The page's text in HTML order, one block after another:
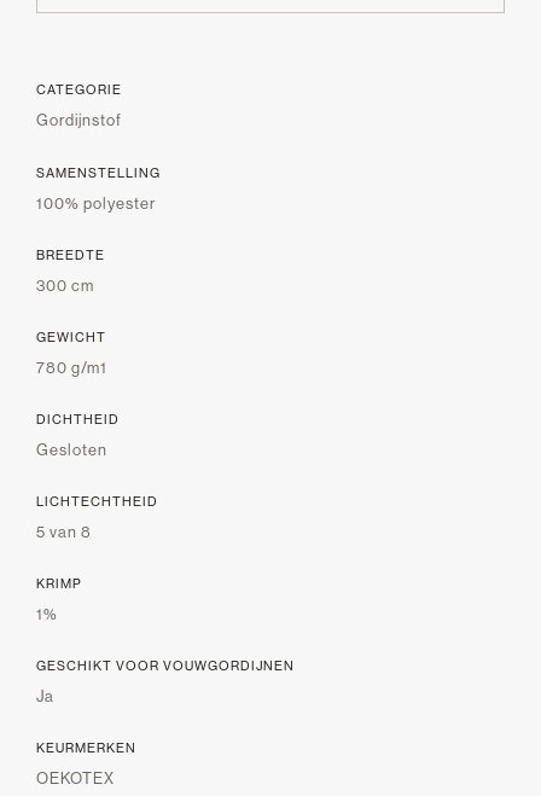
CATEGORIE
Gordijnstof
SAMENSTELLING
100% polyester
BREEDTE
300 cm
GEWICHT
780 g/m1
DICHTHEID
Gesloten
LICHTECHTHEID
5 van 8
KRIMP
1%
GESCHIKT VOOR VOUWGORDIJNEN
Ja
KEURMERKEN
OEKOTEX